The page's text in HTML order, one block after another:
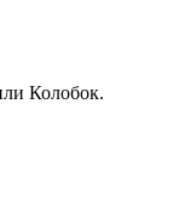
Колобок.